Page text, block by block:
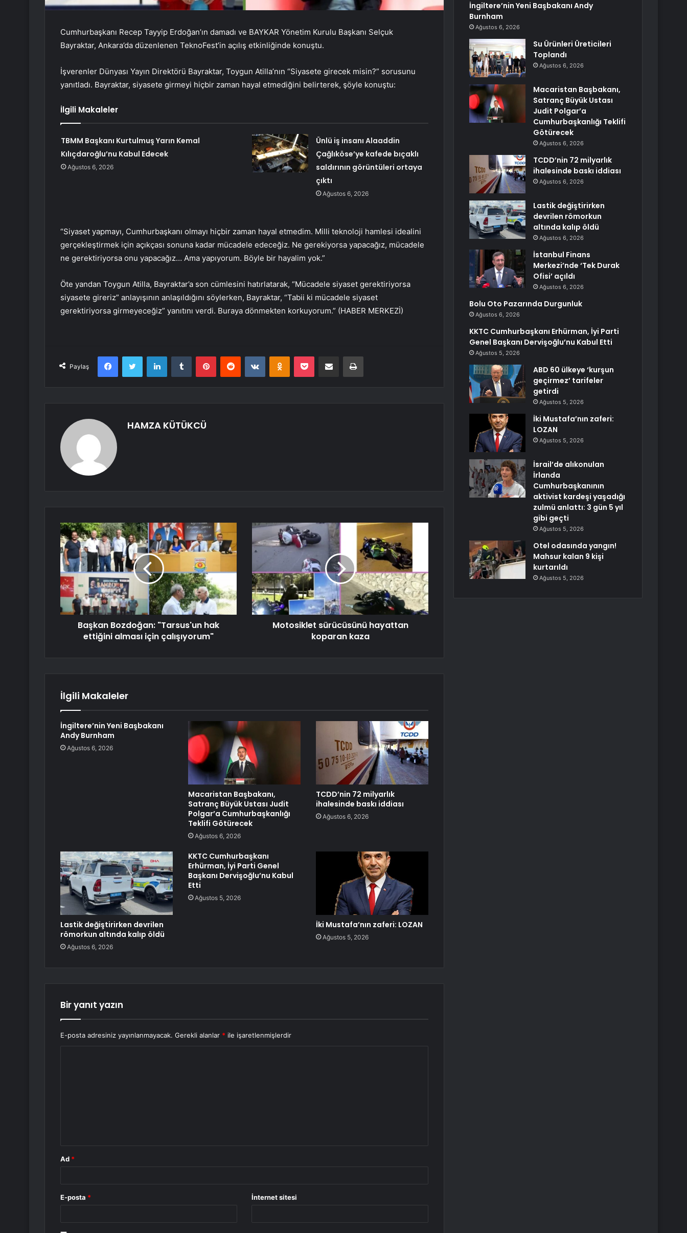
Cumhurbaşkanı Recep Tayyip Erdoğan’ın damadı ve BAYKAR Yönetim Kurulu Başkanı Selçuk
Bayraktar, Ankara’da düzenlenen TeknoFest’in açılış etkinliğinde konuştu.
İşverenler Dünyası Yayın Direktörü Bayraktar, Toygun Atilla’nın “Siyasete girecek misin?” sorusunu
yanıtladı. Bayraktar, siyasete girmeyi hiçbir zaman hayal etmediğini belirterek, şöyle konuştu:
İlgili Makaleler
TBMM Başkanı Kurtulmuş Yarın Kemal
Kılıçdaroğlu’nu Kabul Edecek
Ağustos 6, 2026
Ünlü iş insanı Alaaddin
Çağlıköse’ye kafede bıçaklı
saldırının görüntüleri ortaya
çıktı
Ağustos 6, 2026
“Siyaset yapmayı, Cumhurbaşkanı olmayı hiçbir zaman hayal etmedim. Milli teknoloji hamlesi idealini
gerçekleştirmek için açıkçası sonuna kadar mücadele edeceğiz. Ne gerekiyorsa yapacağız, mücadele
ne gerektiriyorsa onu yapacağız… Ama yapıyorum. Böyle bir hayalim yok.”
Öte yandan Toygun Atilla, Bayraktar’a son cümlesini hatırlatarak, “Mücadele siyaset gerektiriyorsa
siyasete gireriz” anlayışının anlaşıldığını söylerken, Bayraktar, “Tabii ki mücadele siyaset
gerektiriyorsa girmeyeceğiz” yanıtını verdi. Buraya dönmekten korkuyorum.” (HABER MERKEZİ)
Paylaş
FacebookTwitter LinkedInTumblr PinterestReddit VKontakteOdnoklassniki
Pocket E-Posta ile paylaş Yazdır
HAMZA KÜTÜKCÜ
Başkan Bozdoğan: "Tarsus'un hak
ettiğini alması için çalışıyorum"
Motosiklet sürücüsünü hayattan
koparan kaza
İlgili Makaleler
İngiltere’nin Yeni Başbakanı
Andy Burnham
Ağustos 6, 2026
Macaristan Başbakanı,
Satranç Büyük Ustası Judit
Polgar’a Cumhurbaşkanlığı
Teklifi Götürecek
Ağustos 6, 2026
TCDD’nin 72 milyarlık
ihalesinde baskı iddiası
Ağustos 6, 2026
Lastik değiştirirken devrilen
römorkun altında kalıp öldü
Ağustos 6, 2026
KKTC Cumhurbaşkanı
Erhürman, İyi Parti Genel
Başkanı Dervişoğlu’nu Kabul
Etti
Ağustos 5, 2026
İki Mustafa’nın zaferi: LOZAN
Ağustos 5, 2026
Bir yanıt yazın
E-posta adresiniz yayınlanmayacak. Gerekli alanlar * ile işaretlenmişlerdir
Ad *
E-posta * İnternet sitesi
İngiltere’nin Yeni Başbakanı Andy
Burnham
Ağustos 6, 2026
Su Ürünleri Üreticileri
Toplandı
Ağustos 6, 2026
Macaristan Başbakanı,
Satranç Büyük Ustası
Judit Polgar’a
Cumhurbaşkanlığı Teklifi
Götürecek
Ağustos 6, 2026
TCDD’nin 72 milyarlık
ihalesinde baskı iddiası
Ağustos 6, 2026
Lastik değiştirirken
devrilen römorkun
altında kalıp öldü
Ağustos 6, 2026
İstanbul Finans
Merkezi’nde ‘Tek Durak
Ofisi’ açıldı
Ağustos 6, 2026
Bolu Oto Pazarında Durgunluk
Ağustos 6, 2026
KKTC Cumhurbaşkanı Erhürman, İyi Parti
Genel Başkanı Dervişoğlu’nu Kabul Etti
Ağustos 5, 2026
ABD 60 ülkeye ‘kurşun
geçirmez’ tarifeler
getirdi
Ağustos 5, 2026
İki Mustafa’nın zaferi:
LOZAN
Ağustos 5, 2026
İsrail’de alıkonulan
İrlanda
Cumhurbaşkanının
aktivist kardeşi yaşadığı
zulmü anlattı: 3 gün 5 yıl
gibi geçti
Ağustos 5, 2026
Otel odasında yangın!
Mahsur kalan 9 kişi
kurtarıldı
Ağustos 5, 2026